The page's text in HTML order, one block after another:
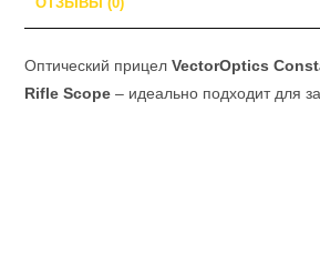
ОТЗЫВЫ (0)
Оптический прицелVectorOptics
Rifle Scope – идеально подходит для